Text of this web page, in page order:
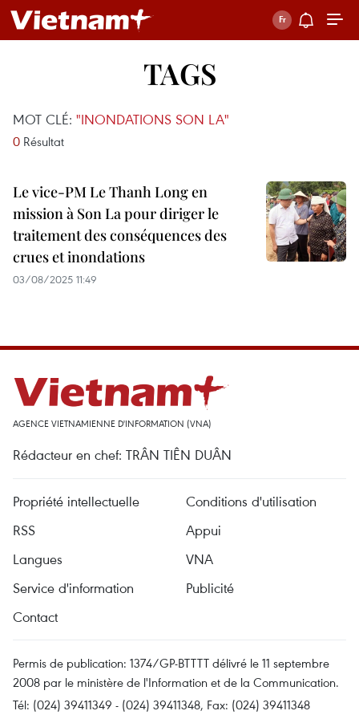
TAGS
MOT CLÉ: "INONDATIONS SON LA"
0 Résultat
Le vice-PM Le Thanh Long en
mission à Son La pour diriger le
traitement des conséquences des
crues et inondations
03/08/2025 11:49
AGENCE VIETNAMIENNE D'INFORMATION (VNA)
Rédacteur en chef: TRÂN TIÊN DUÂN
Propriété intellectuelle
Conditions d'utilisation
RSS
Appui
Langues
VNA
Service d'information
Publicité
Contact
Permis de publication: 1374/GP-BTTTT délivré le 11 septembre
2008 par le ministère de l'Information et de la Communication.
Tél: (024) 39411349 - (024) 39411348, Fax: (024) 39411348